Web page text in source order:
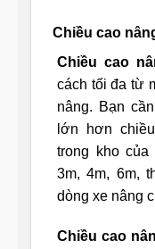
Chiều cao
Chiều cao
cách tối đa từ
nâng. Bạn
lớn hơn
trong kho
3m, 4m, 6m,
dòng xe nâng
Chiều cao